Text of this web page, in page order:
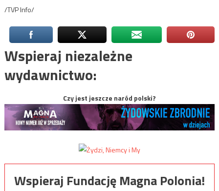
/TVP Info/
Wspieraj niezależne
wydawnictwo:
Czy jest jeszcze naród polski?
Wspieraj Fundację Magna Polonia!